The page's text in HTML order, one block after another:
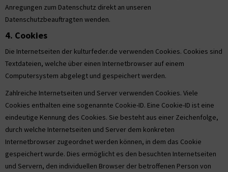
Anregungen zum Datenschutz direkt an unseren
Datenschutzbeauftragten wenden.
4. Cookies
Die Internetseiten der kulturfeder.de verwenden Cookies. Cookies sind
Textdateien, welche über einen Internetbrowser auf einem
Computersystem abgelegt und gespeichert werden.
Zahlreiche Internetseiten und Server verwenden Cookies. Viele
Cookies enthalten eine sogenannte Cookie-ID. Eine Cookie-ID ist eine
eindeutige Kennung des Cookies. Sie besteht aus einer Zeichenfolge,
durch welche Internetseiten und Server dem konkreten
Internetbrowser zugeordnet werden können, in dem das Cookie
gespeichert wurde. Dies ermöglicht es den besuchten Internetseiten
und Servern, den individuellen Browser der betroffenen Person von